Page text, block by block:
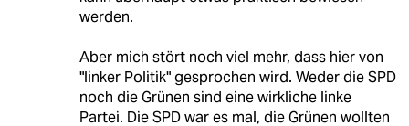
werden.
Aber mich stört noch viel mehr, dass hier von
"linker Politik" gesprochen wird. Weder die SPD
noch die Grünen sind eine wirkliche linke
Partei. Die SPD war es mal, die Grünen wollten